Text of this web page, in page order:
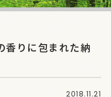
香りに包まれた納
2018.11.21